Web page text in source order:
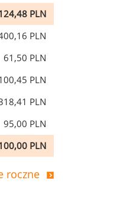
PLN
PLN
61,50 PLN
PLN
PLN
95,00 PLN
PLN
roczne